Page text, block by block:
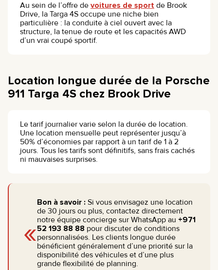
Au sein de l’offre de voitures de sport de Brook
Drive, la Targa 4S occupe une niche bien
particulière : la conduite à ciel ouvert avec la
structure, la tenue de route et les capacités AWD
d’un vrai coupé sportif.
Location longue durée de la Porsche
911 Targa 4S chez Brook Drive
Le tarif journalier varie selon la durée de location.
Une location mensuelle peut représenter jusqu’à
50% d’économies par rapport à un tarif de 1 à 2
jours. Tous les tarifs sont définitifs, sans frais cachés
ni mauvaises surprises.
«
Bon à savoir : Si vous envisagez une location
de 30 jours ou plus, contactez directement
notre équipe concierge sur WhatsApp au +971
52 193 88 88 pour discuter de conditions
personnalisées. Les clients longue durée
bénéficient généralement d’une priorité sur la
disponibilité des véhicules et d’une plus
grande flexibilité de planning.